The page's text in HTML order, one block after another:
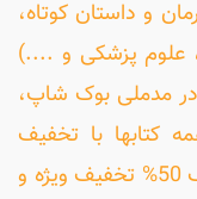
و داستان کوتاه،
علوم پزشکی و ....)
مدملی بوک شاپ،
کتابها با تخفیف
انجام می شود و کلیه کتاب ها تا سقف 50% تخفیف ویژه و